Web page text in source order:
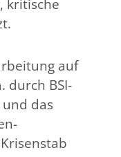
kritische
auf
durch BSI-
das